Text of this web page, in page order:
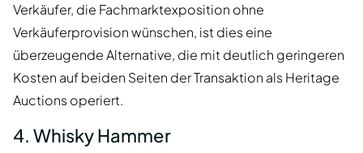
Verkäufer, die Fachmarktexposition ohne
Verkäuferprovision wünschen, ist dies eine
überzeugende Alternative, die mit deutlich geringeren
Kosten auf beiden Seiten der Transaktion als Heritage
Auctions operiert.
4. Whisky Hammer